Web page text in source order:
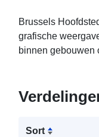
Brussels
grafische
binnen gebouwen
Sort